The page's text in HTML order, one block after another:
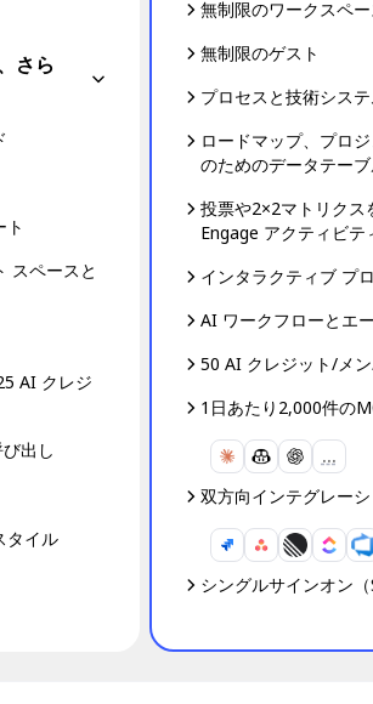
さら
ト
スペースと
AI クレジ
出し
タイル
無制限のワークスペー
無制限のゲスト
プロセスと技術シス
ロードマップ、プロ
のためのデータテー
投票や2×2マトリクス
Engage アクティビテ
インタラクティブ プ
AI ワークフローとエ
50 AI クレジット/メ
1日あたり2,000件の
…
双方向インテグレー
シングルサインオン（